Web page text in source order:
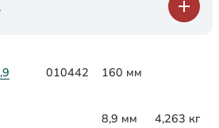
010442 160 мм
8,9 мм 4,263 кг